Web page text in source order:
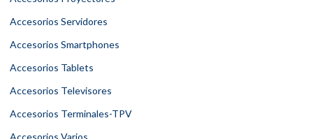
Accesorios Servidores
Accesorios Smartphones
Accesorios Tablets
Accesorios Televisores
Accesorios Terminales-TPV
Accesorios Varios